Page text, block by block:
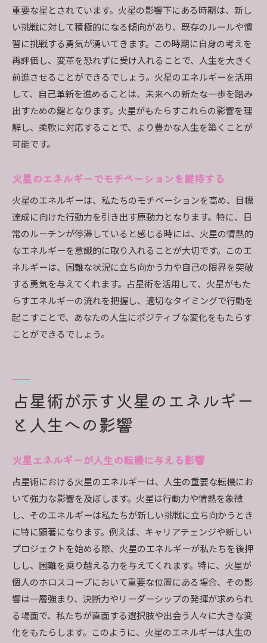
重要な星とされています。火星の影響下にある時期は、新し
い挑戦に対して積極的になる傾向があり、既存のルールや慣
習に挑戦する勇気が湧いてきます。この時期に自身の考えを
再評価し、変革を恐れずに受け入れることで、人生を大きく
前進させることができるでしょう。火星のエネルギーを活用
して、自己革新を進めることは、未来への新たな一歩を踏み
出すための鍵となります。火星がもたらすこれらの影響を理
解し、柔軟に対応することで、より豊かな人生を築くことが
可能です。
火星のエネルギーでモチベーションを維持する
火星のエネルギーは、私たちのモチベーションを高め、目標
達成に向けた行動力を引き出す原動力となります。特に、日
常のルーチンが停滞していると感じる時には、火星の情熱的
なエネルギーを意識的に取り入れることが大切です。このエ
ネルギーは、困難な状況に立ち向かう力や自己の限界を突破
する勇気を与えてくれます。占星術を活用して、火星がもた
らすエネルギーの流れを把握し、適切なタイミングで行動を
起こすことで、あなたの人生にポジティブな変化をもたらす
ことができるでしょう。
占星術が示す火星のエネルギー
と人生への影響
火星エネルギーが人生の転機に与える影響
占星術における火星のエネルギーは、人生の重要な転機にお
いて強力な影響を及ぼします。火星は行動力や情熱を象徴
し、そのエネルギーは私たちが新しい挑戦に立ち向かうとき
に特に顕著になります。例えば、キャリアチェンジや新しい
プロジェクトを始める際、火星のエネルギーが私たちを後押
しし、困難を乗り越える力を与えてくれます。特に、火星が
個人のホロスコープにおいて重要な位置にある場合、その影
響は一層強まり、決断力やリーダーシップの発揮が求められ
る場面で、私たちが直面する選択肢や出会う人々に大きな変
化をもたらします。このように、火星のエネルギーは人生の